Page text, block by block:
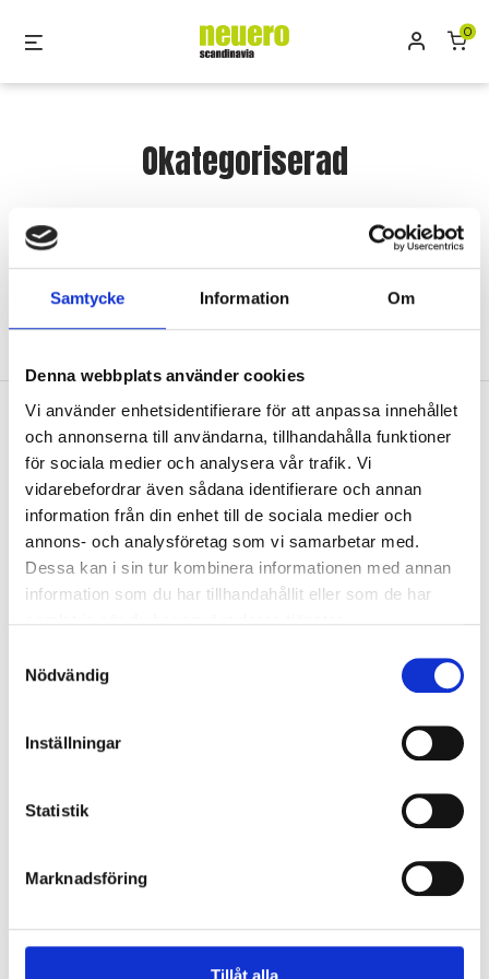
Samtycke Information Om
Denna webbplats använder cookies
Vi använder enhetsidentifierare för att anpassa innehållet
och annonserna till användarna, tillhandahålla funktioner
för sociala medier och analysera vår trafik. Vi
vidarebefordrar även sådana identifierare och annan
information från din enhet till de sociala medier och
annons- och analysföretag som vi samarbetar med.
Dessa kan i sin tur kombinera informationen med annan
information som du har tillhandahållit eller som de har
Nödvändig
Inställningar
Statistik
Marknadsföring
Mitt0
Okategoriserad
Inga produkter hittades som motsvarar ditt
Neuero
Vi är din leverantör och servicepartner av bland
annat ensilage- och spannmålsanläggningar samt
lantbrukssilos.